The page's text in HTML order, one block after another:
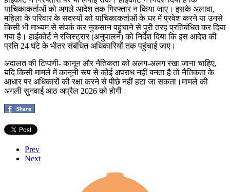
याचिकाकर्ताओं को अगले आदेश तक गिरफ्तार न किया जाए। इसके अलावा,
महिला के परिवार के सदस्यों को याचिकाकर्ताओं के घर में प्रवेश करने या उनसे
किसी भी माध्यम से संपर्क कर नुकसान पहुंचाने से पूरी तरह प्रतिबंधित कर दिया
गया है। हाईकोर्ट ने रजिस्ट्रार (अनुपालन) को निर्देश दिया कि इस आदेश की
प्रति 24 घंटे के भीतर संबंधित अधिकारियों तक पहुंचाई जाए।
अदालत की टिप्पणी- कानून और नैतिकता को अलग-अलग रखा जाना चाहिए,
यदि किसी मामले में कानूनी रूप से कोई अपराध नहीं बनता है तो नैतिकता के
आधार पर अधिकारों की रक्षा करने से पीछे नहीं हटा जा सकता।मामले की
अगली सुनवाई आठ अप्रैल 2026 को होगी।
Prev
Next